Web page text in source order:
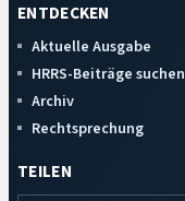
ENTDECKEN
Aktuelle Ausgabe
HRRS-Beiträge suchen
Archiv
Rechtsprechung
TEILEN